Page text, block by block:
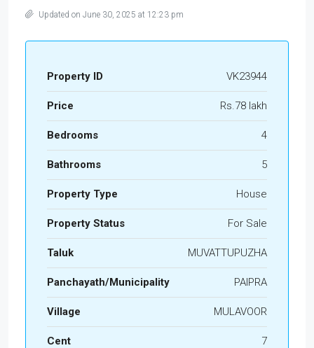
Updated on June 30, 2025 at 12:23 pm
Property ID VK23944
Price Rs.78 lakh
Bedrooms 4
Bathrooms 5
Property Type House
Property Status For Sale
Taluk MUVATTUPUZHA
Panchayath/Municipality PAIPRA
Village MULAVOOR
Cent 7